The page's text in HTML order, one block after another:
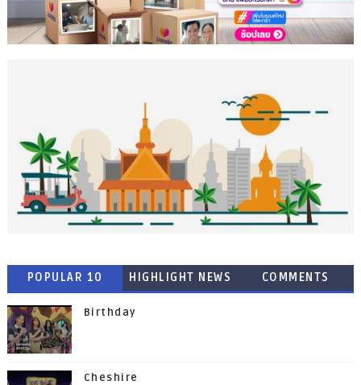
POPULAR 10 HIGHLIGHT NEWS COMMENTS
Birthday
Cheshire